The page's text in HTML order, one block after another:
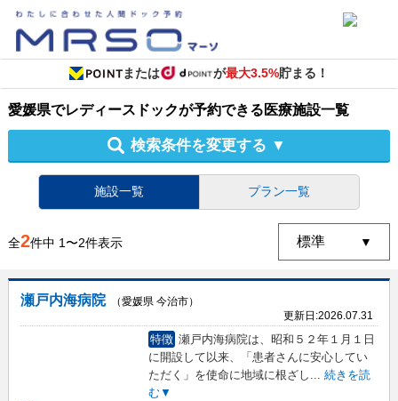
または が最大3.5%貯まる！
愛媛県でレディースドックが予約できる医療施設一覧
検索条件を変更する ▼
施設一覧 プラン一覧
全2件中 1〜2件表示
瀬戸内海病院
（愛媛県 今治市）
更新日:2026.07.31
特徴 瀬戸内海病院は、昭和５２年１月１日
に開設して以来、「患者さんに安心してい
ただく」を使命に地域に根ざし ... 続きを読
む▼